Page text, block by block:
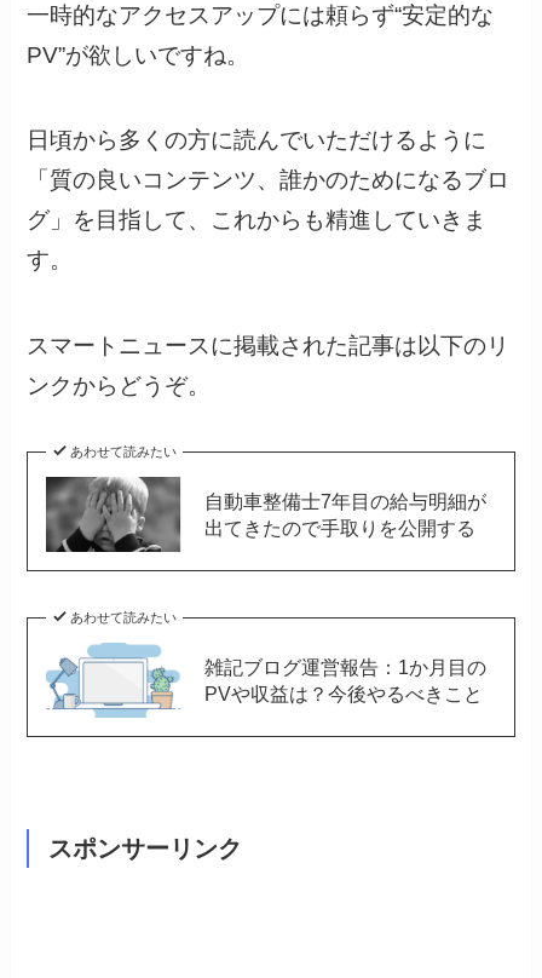
一時的なアクセスアップには頼らず“安定的な
PV”が欲しいですね。
日頃から多くの方に読んでいただけるように
「質の良いコンテンツ、誰かのためになるブロ
グ」を目指して、これからも精進していきま
す。
スマートニュースに掲載された記事は以下のリ
ンクからどうぞ。
あわせて読みたい
自動車整備士7年目の給与明細が
出てきたので手取りを公開する
あわせて読みたい
雑記ブログ運営報告：1か月目の
PVや収益は？今後やるべきこと
スポンサーリンク